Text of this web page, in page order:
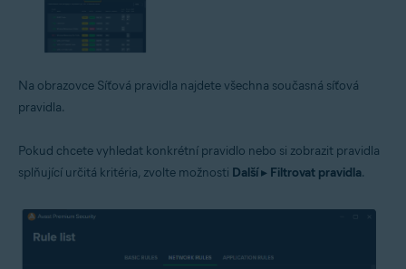
Na obrazovce Síťová pravidla najdete všechna současná síťová
pravidla.
Pokud chcete vyhledat konkrétní pravidlo nebo si zobrazit pravidla
splňující určitá kritéria, zvolte možnosti Další▸ Filtrovat pravidla.